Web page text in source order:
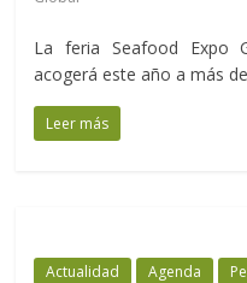
La feria Seafood Expo
acogerá este año a más
Leer más
Actualidad Agenda